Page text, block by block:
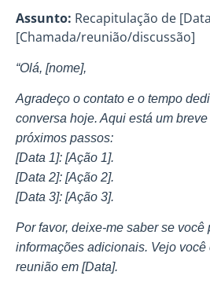
Assunto: Recapitulação de
[Chamada/reunião/discussão]
“Olá, [nome],
Agradeço o contato e o tempo
conversa hoje. Aqui está um
próximos passos:
[Data 1]: [Ação 1].
[Data 2]: [Ação 2].
[Data 3]: [Ação 3].
Por favor, deixe-me saber se você
informações adicionais. Vejo você
reunião em [Data].